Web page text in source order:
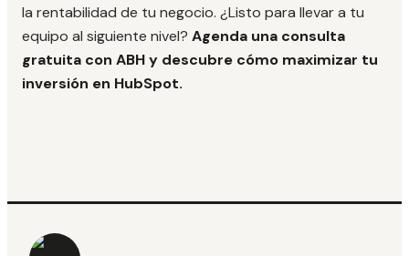
la rentabilidad de tu negocio. ¿Listo para llevar a tu
equipo al siguiente nivel? Agenda una consulta
gratuita con ABH y descubre cómo maximizar tu
inversión en HubSpot.